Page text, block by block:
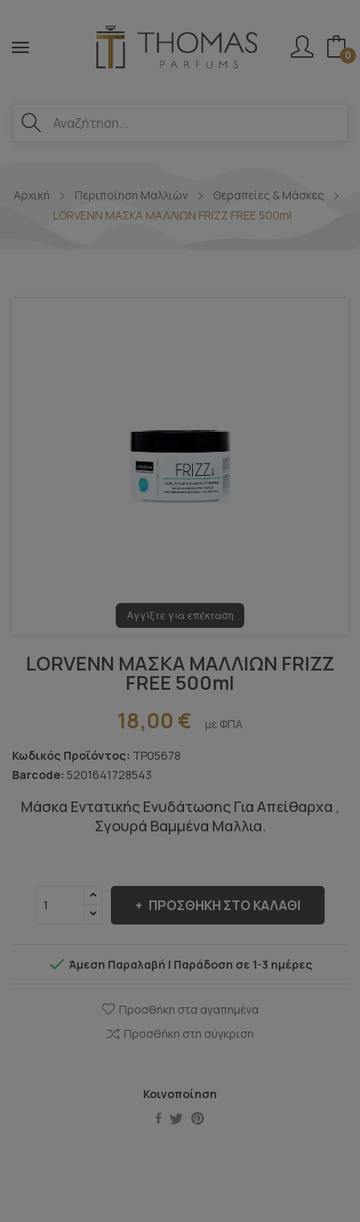
0
Αρχική Περιποίηση Μαλλιών
Θεραπείες & Μάσκες
LORVENN ΜΑΣΚΑ ΜΑΛΛΙΩΝ FRIZZ FREE 500ml
Αγγίξτε για επέκταση
LORVENN ΜΑΣΚΑ ΜΑΛΛΙΩΝ FRIZZ
FREE 500ml
18,00 € με ΦΠΑ
Κωδικός Προϊόντος: TP05678
Barcode: 5201641728543
Μάσκα Εντατικής Ενυδάτωσης Για Απείθαρχα ,
Σγουρά Βαμμένα Μαλλια.
ΠΡΟΣΘΉΚΗ ΣΤΟ ΚΑΛΆΘΙ
 Άμεση Παραλαβή | Παράδοση σε 1-3 ημέρες
Προσθήκη στα αγαπημένα
Προσθήκη στη σύγκριση
Κοινοποίηση